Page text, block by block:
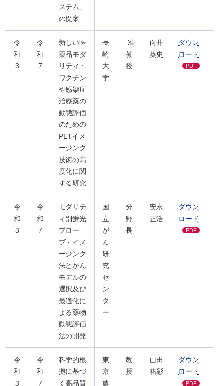
ステム」
の提案
令
和
3
令
和
7
新しい医
薬品モダ
リティ・
ワクチン
や感染症
治療薬の
動態評価
のための
PETイメ
ージング
技術の高
度化に関
する研究
長
崎
大
学
准
教
授
向井
英史
ダウン
ロード
PDF
令
和
3
令
和
7
モダリテ
ィ別蛍光
プロー
ブ・イメ
ージング
法とがん
モデルの
選択及び
最適化に
よる薬物
動態評価
法の開発
国
立
が
ん
研
究
セ
ン
タ
ー
分
野
長
安永
正浩
ダウン
ロード
PDF
令
和
3
令
和
7
科学的根
拠に基づ
く高品質
東
京
農
教
授
山田
祐彰
ダウン
ロード
PDF